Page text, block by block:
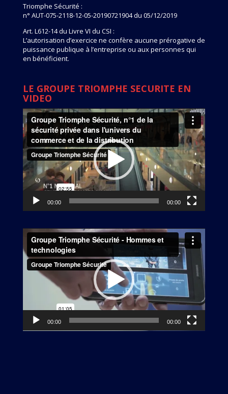
Triomphe Sécurité :
n° AUT-075-2118-12-05-20190721904 du 05/12/2019
Art. L612-14 du Livre VI du CSI :
L’autorisation d’exercice ne confère aucune prérogative de
puissance publique à l’entreprise ou aux personnes qui
en bénéficient.
LE GROUPE TRIOMPHE SECURITE EN
VIDEO
Lecteur
vidéo
00:00 00:00
Lecteur
vidéo
00:00 00:00